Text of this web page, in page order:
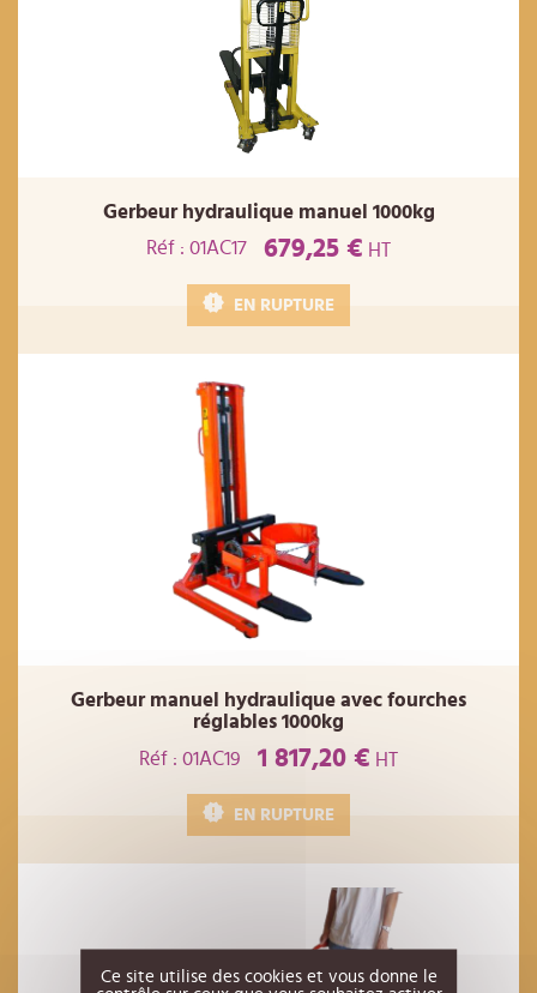
Gerbeur hydraulique manuel 1000kg
Réf : 01AC17
679,25 € HT
EN RUPTURE
Gerbeur manuel hydraulique avec fourches
réglables 1000kg
Réf : 01AC19
1 817,20 € HT
EN RUPTURE
Ce site utilise des cookies et vous donne le